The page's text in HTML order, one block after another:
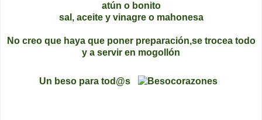
atún o bonito
sal, aceite y vinagre o mahonesa
No creo que haya que poner preparación,se trocea todo
y a servir en mogollón
Un beso para tod@s